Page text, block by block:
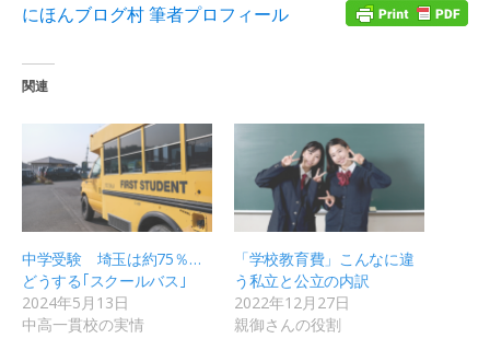
にほんブログ村 筆者プロフィール
関連
中学受験 埼玉は約75％…
どうする｢スクールバス｣
2024年5月13日
中高一貫校の実情
「学校教育費」こんなに違
う私立と公立の内訳
2022年12月27日
親御さんの役割